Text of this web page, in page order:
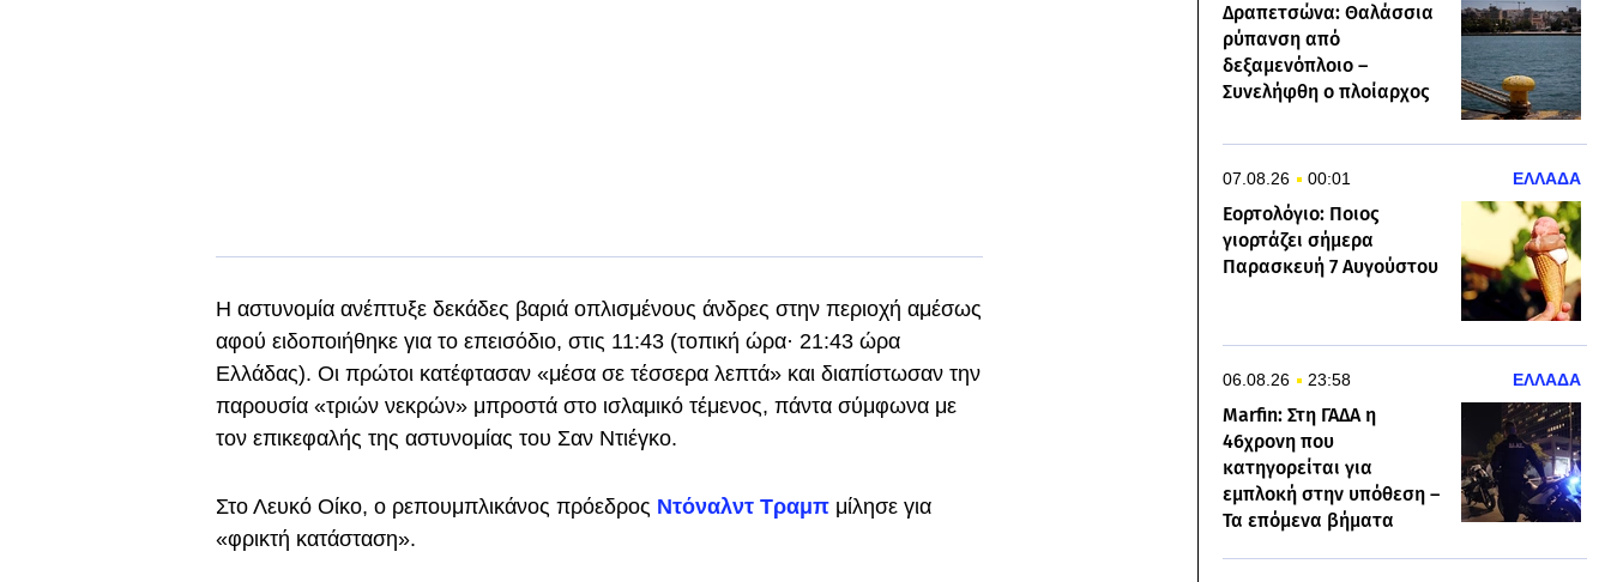
Η αστυνομία ανέπτυξε δεκάδες βαριά οπλισμένους άνδρες στην περιοχή αμέσως
αφού ειδοποιήθηκε για το επεισόδιο, στις 11:43 (τοπική ώρα· 21:43 ώρα
Ελλάδας). Οι πρώτοι κατέφτασαν «μέσα σε τέσσερα λεπτά» και διαπίστωσαν την
παρουσία «τριών νεκρών» μπροστά στο ισλαμικό τέμενος, πάντα σύμφωνα με
τον επικεφαλής της αστυνομίας του Σαν Ντιέγκο.
Στο Λευκό Οίκο, ο ρεπουμπλικάνος πρόεδρος Ντόναλντ Τραμπμίλησε για
«φρικτή κατάσταση».
Δραπετσώνα: Θαλάσσια
ρύπανση από
δεξαμενόπλοιο –
Συνελήφθη ο πλοίαρχος
07.08.26 00:01 ΕΛΛΑΔΑ
Εορτολόγιο: Ποιος
γιορτάζει σήμερα
Παρασκευή 7 Αυγούστου
06.08.26 23:58 ΕΛΛΑΔΑ
Marfin: Στη ΓΑΔΑ η
46χρονη που
κατηγορείται για
εμπλοκή στην υπόθεση –
Τα επόμενα βήματα